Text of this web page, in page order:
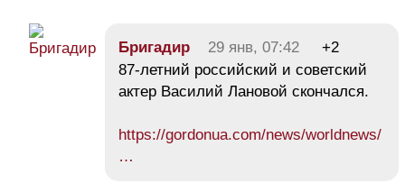
Бригадир 29 янв, 07:42
+2
87-летний российский и советский
актер Василий Лановой скончался.
https://gordonua.com/news/worldnews/
…